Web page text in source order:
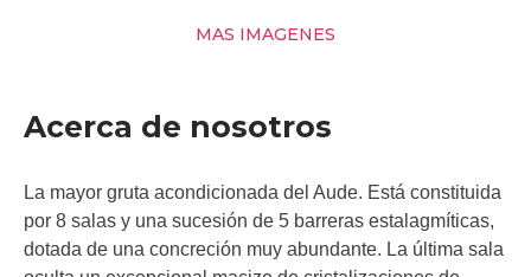
MAS IMAGENES
Acerca de nosotros
La mayor gruta acondicionada del Aude. Está constituida
por 8 salas y una sucesión de 5 barreras estalagmíticas,
dotada de una concreción muy abundante. La última sala